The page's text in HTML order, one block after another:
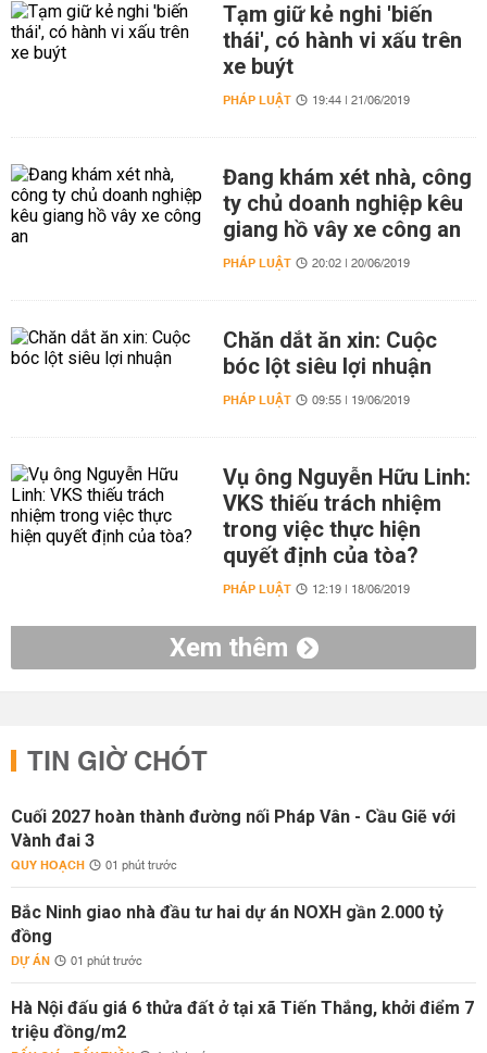
Tạm giữ kẻ nghi 'biến
thái', có hành vi xấu trên
xe buýt
PHÁP LUẬT 19:44 | 21/06/2019
Đang khám xét nhà, công
ty chủ doanh nghiệp kêu
giang hồ vây xe công an
PHÁP LUẬT 20:02 | 20/06/2019
Chăn dắt ăn xin: Cuộc
bóc lột siêu lợi nhuận
PHÁP LUẬT 09:55 | 19/06/2019
Vụ ông Nguyễn Hữu Linh:
VKS thiếu trách nhiệm
trong việc thực hiện
quyết định của tòa?
PHÁP LUẬT 12:19 | 18/06/2019
Xem thêm
TIN GIỜ CHÓT
Cuối 2027 hoàn thành đường nối Pháp Vân - Cầu Giẽ với
Vành đai 3
QUY HOẠCH 01 phút trước
Bắc Ninh giao nhà đầu tư hai dự án NOXH gần 2.000 tỷ
đồng
DỰ ÁN 01 phút trước
Hà Nội đấu giá 6 thửa đất ở tại xã Tiến Thắng, khởi điểm 7
triệu đồng/m2